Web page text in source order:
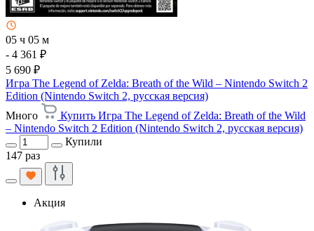
05 ч 05 м
- 4 361 ₽
5 690 ₽
Игра The Legend of Zelda: Breath of the Wild – Nintendo Switch 2
Edition (Nintendo Switch 2, русская версия)
Много
Купить Игра The Legend of Zelda: Breath of the Wild
– Nintendo Switch 2 Edition (Nintendo Switch 2, русская версия)
Купили
147 раз
Акция